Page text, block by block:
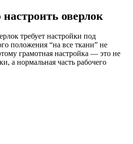
оверлок
требует настройки под
положения “на все ткани” не
грамотная настройка — это не
а нормальная часть рабочего